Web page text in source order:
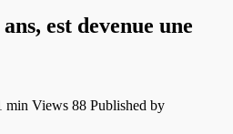
est devenue une
min Views 88 Published by